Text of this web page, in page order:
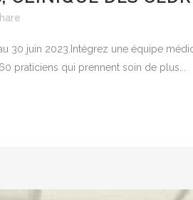
30 juin 2023.Intégrez une équipe
praticiens qui prennent soin de plus...